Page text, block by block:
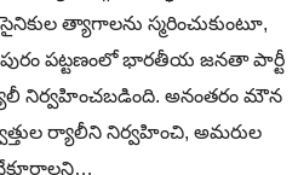
త్యాగాలను స్మరించుకుంటూ,
పట్టణంలో భారతీయ జనతా పార్టీ
నిర్వహించబడింది. అనంతరం మౌన
ర్యాలీని నిర్వహించి, అమరుల